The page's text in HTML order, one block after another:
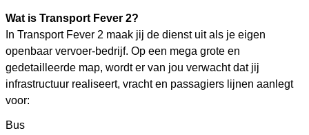
Wat is Transport Fever 2?
In Transport Fever 2 maak jij de dienst uit als je eigen
openbaar vervoer-bedrijf. Op een mega grote en
gedetailleerde map, wordt er van jou verwacht dat jij
infrastructuur realiseert, vracht en passagiers lijnen aanlegt
voor:
Bus